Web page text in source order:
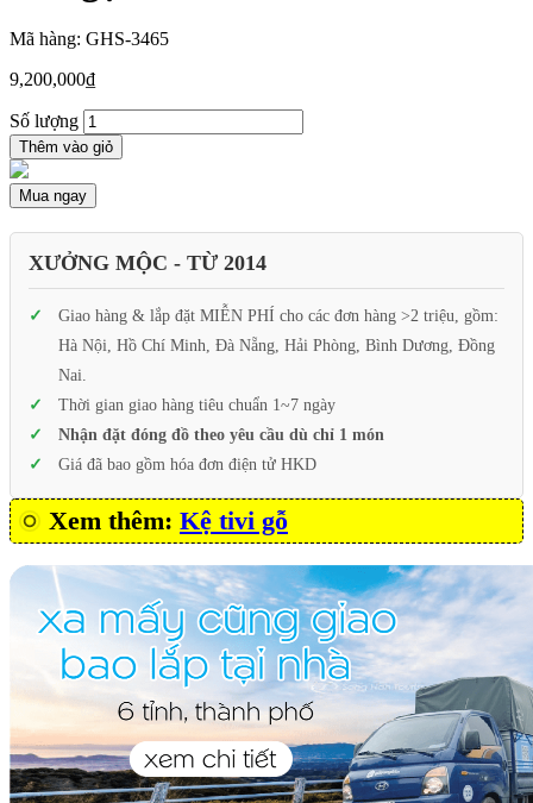
Mã hàng: GHS-3465
9,200,000₫
Số lượng
Thêm vào giỏ
Mua ngay
XƯỞNG MỘC - TỪ 2014
Giao hàng & lắp đặt MIỄN PHÍ cho các đơn hàng >2 triệu, gồm:
Hà Nội, Hồ Chí Minh, Đà Nẵng, Hải Phòng, Bình Dương, Đồng
Nai.
Thời gian giao hàng tiêu chuẩn 1~7 ngày
Nhận đặt đóng đồ theo yêu cầu dù chỉ 1 món
Giá đã bao gồm hóa đơn điện tử HKD
Xem thêm: Kệ tivi gỗ